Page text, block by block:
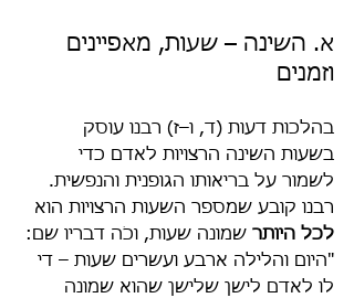
א. השינה – שעות, מאפיינים
וזמנים
בהלכות דעות (ד, ו–ז) רבנו עוסק
בשעות השינה הרצויות לאדם כדי
לשמור על בריאותו הגופנית והנפשית.
רבנו קובע שמספר השעות הרצויות הוא
לכל היותר שמונה שעות, וכֹה דבריו שם:
"היום והלילה ארבע ועשרים שעות – די
לו לאדם לישן שלישן שהוא שמונה